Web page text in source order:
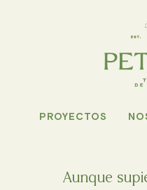
PROYECTOS
Aunque